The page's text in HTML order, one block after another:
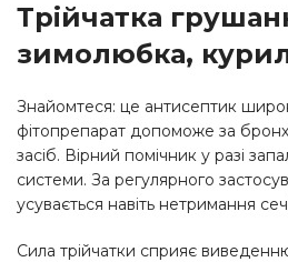
Трійчатка
зимолюбка,
Знайомтеся: це антисептик
фітопрепарат допоможе за
засіб. Вірний помічник у разі
системи. За регулярного
усувається навіть нетримання
Сила трійчатки сприяє